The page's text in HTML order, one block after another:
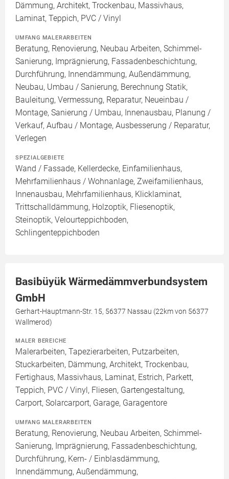
Dämmung, Architekt, Trockenbau, Massivhaus,
Laminat, Teppich, PVC / Vinyl
UMFANG MALERARBEITEN
Beratung, Renovierung, Neubau Arbeiten, Schimmel-
Sanierung, Imprägnierung, Fassadenbeschichtung,
Durchführung, Innendämmung, Außendämmung,
Neubau, Umbau / Sanierung, Berechnung Statik,
Bauleitung, Vermessung, Reparatur, Neueinbau /
Montage, Sanierung / Umbau, Innenausbau, Planung /
Verkauf, Aufbau / Montage, Ausbesserung / Reparatur,
Verlegen
SPEZIALGEBIETE
Wand / Fassade, Kellerdecke, Einfamilienhaus,
Mehrfamilienhaus / Wohnanlage, Zweifamilienhaus,
Innenausbau, Mehrfamilienhaus, Klicklaminat,
Trittschalldämmung, Holzoptik, Fliesenoptik,
Steinoptik, Velourteppichboden,
Schlingenteppichboden
Basibüyük Wärmedämmverbundsystem
GmbH
Gerhart-Hauptmann-Str. 15, 56377 Nassau (22km von 56377
Wallmerod)
MALER BEREICHE
Malerarbeiten, Tapezierarbeiten, Putzarbeiten,
Stuckarbeiten, Dämmung, Architekt, Trockenbau,
Fertighaus, Massivhaus, Laminat, Estrich, Parkett,
Teppich, PVC / Vinyl, Fliesen, Gartengestaltung,
Carport, Solarcarport, Garage, Garagentore
UMFANG MALERARBEITEN
Beratung, Renovierung, Neubau Arbeiten, Schimmel-
Sanierung, Imprägnierung, Fassadenbeschichtung,
Durchführung, Kern- / Einblasdämmung,
Innendämmung, Außendämmung,